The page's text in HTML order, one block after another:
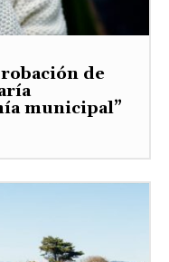
de
municipal”